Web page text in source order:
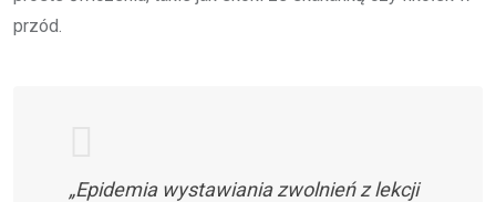
przód.
„Epidemia wystawiania zwolnień z lekcji